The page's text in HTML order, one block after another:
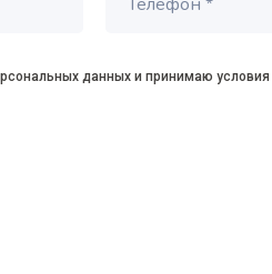
данных и принимаю условия